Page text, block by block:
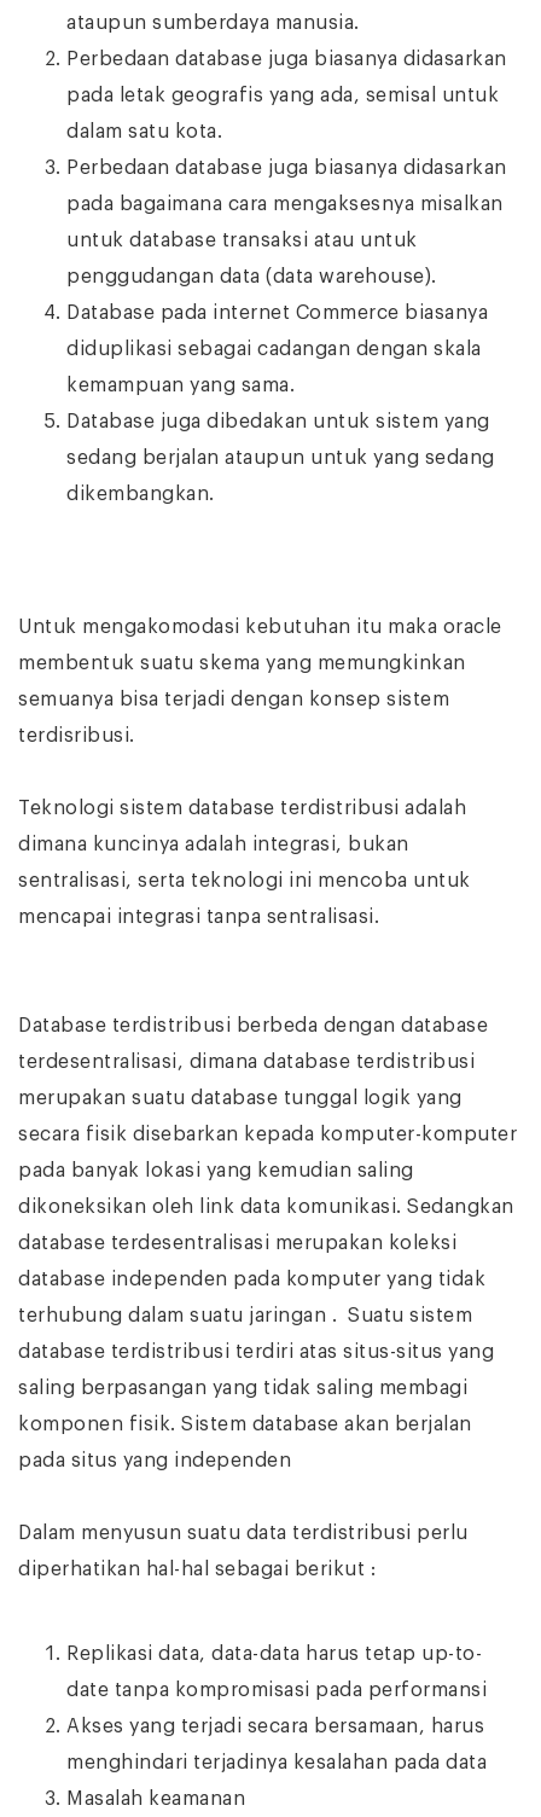
ataupun sumberdaya manusia.
Perbedaan database juga biasanya didasarkan
pada letak geografis yang ada, semisal untuk
dalam satu kota.
Perbedaan database juga biasanya didasarkan
pada bagaimana cara mengaksesnya misalkan
untuk database transaksi atau untuk
penggudangan data (data warehouse).
Database pada internet Commerce biasanya
diduplikasi sebagai cadangan dengan skala
kemampuan yang sama.
Database juga dibedakan untuk sistem yang
sedang berjalan ataupun untuk yang sedang
dikembangkan.
Untuk mengakomodasi kebutuhan itu maka oracle
membentuk suatu skema yang memungkinkan
semuanya bisa terjadi dengan konsep sistem
terdisribusi.
Teknologi sistem database terdistribusi adalah
dimana kuncinya adalah integrasi, bukan
sentralisasi, serta teknologi ini mencoba untuk
mencapai integrasi tanpa sentralisasi.
Database terdistribusi berbeda dengan database
terdesentralisasi, dimana database terdistribusi
merupakan suatu database tunggal logik yang
secara fisik disebarkan kepada komputer-komputer
pada banyak lokasi yang kemudian saling
dikoneksikan oleh link data komunikasi. Sedangkan
database terdesentralisasi merupakan koleksi
database independen pada komputer yang tidak
terhubung dalam suatu jaringan . Suatu sistem
database terdistribusi terdiri atas situs-situs yang
saling berpasangan yang tidak saling membagi
komponen fisik. Sistem database akan berjalan
pada situs yang independen
Dalam menyusun suatu data terdistribusi perlu
diperhatikan hal-hal sebagai berikut :
Replikasi data, data-data harus tetap up-to-
date tanpa kompromisasi pada performansi
Akses yang terjadi secara bersamaan, harus
menghindari terjadinya kesalahan pada data
Masalah keamanan